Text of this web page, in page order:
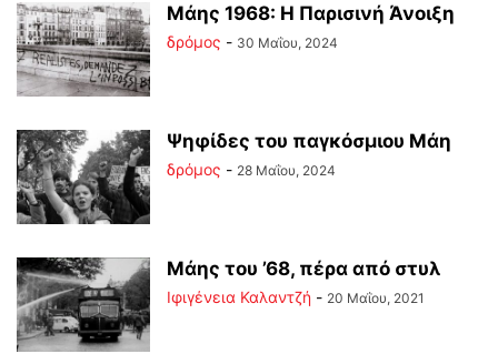
Μάης 1968: Η Παρισινή Άνοιξη
δρόμος - 30 Μαΐου, 2024
Ψηφίδες του παγκόσμιου Μάη
δρόμος - 28 Μαΐου, 2024
Μάης του ’68, πέρα από στυλ
Ιφιγένεια Καλαντζή - 20 Μαΐου, 2021